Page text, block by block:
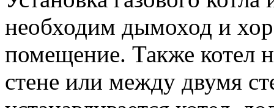
необходим дымоход и
помещение. Также котел
стене или между двумя